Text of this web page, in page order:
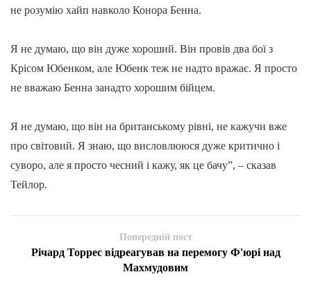
не розумію хайп навколо Конора Бенна.
Я не думаю, що він дуже хороший. Він провів два бої з
Крісом Юбенком, але Юбенк теж не надто вражає. Я просто
не вважаю Бенна занадто хорошим бійцем.
Я не думаю, що він на британському рівні, не кажучи вже
про світовий. Я знаю, що висловлююся дуже критично і
суворо, але я просто чесний і кажу, як це бачу”, – сказав
Тейлор.
Попередній пост
Річард Торрес відреагував на перемогу Ф'юрі над
Махмудовим